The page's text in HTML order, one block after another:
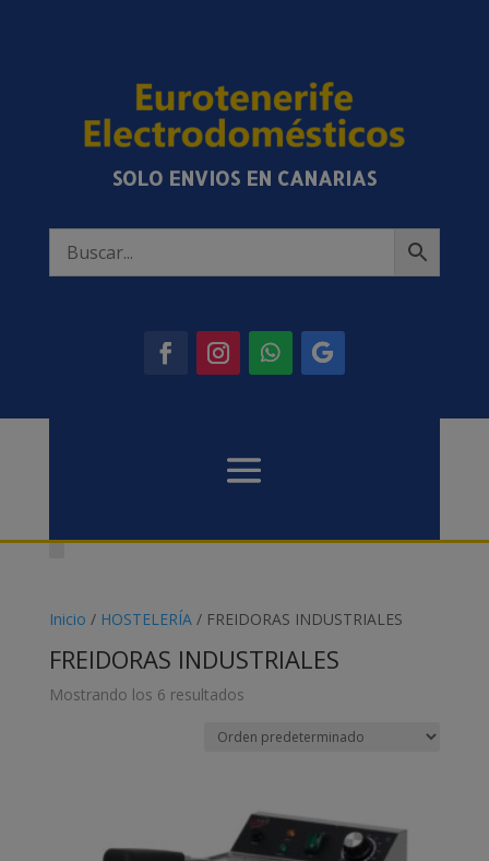
SOLO ENVIOS EN CANARIAS
Inicio / HOSTELERÍA/ FREIDORAS INDUSTRIALES
FREIDORAS INDUSTRIALES
Mostrando los 6 resultados